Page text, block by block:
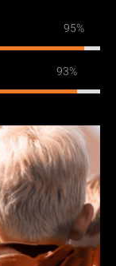
95%
93%